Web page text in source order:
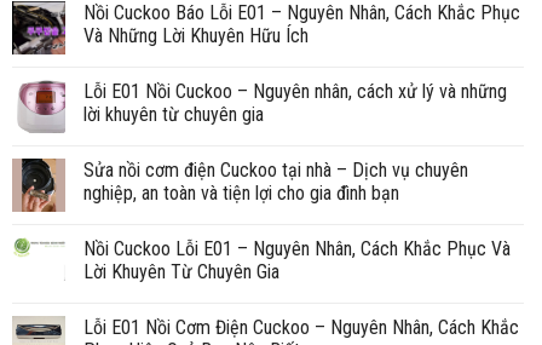
Nồi Cuckoo Báo Lỗi E01 – Nguyên Nhân, Cách Khắc Phục
Và Những Lời Khuyên Hữu Ích
Lỗi E01 Nồi Cuckoo – Nguyên nhân, cách xử lý và những
lời khuyên từ chuyên gia
Sửa nồi cơm điện Cuckoo tại nhà – Dịch vụ chuyên
nghiệp, an toàn và tiện lợi cho gia đình bạn
Nồi Cuckoo Lỗi E01 – Nguyên Nhân, Cách Khắc Phục Và
Lời Khuyên Từ Chuyên Gia
Lỗi E01 Nồi Cơm Điện Cuckoo – Nguyên Nhân, Cách Khắc